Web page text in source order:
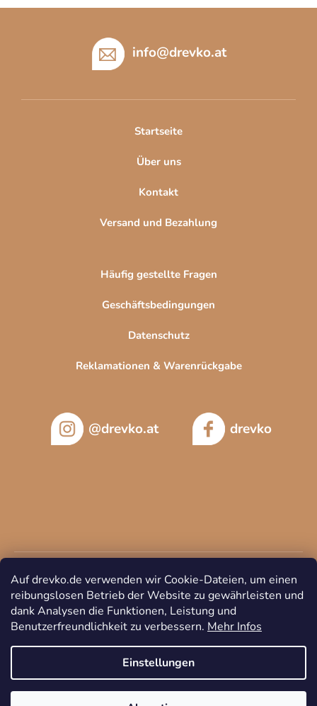
Auf drevko.de verwenden wir Cookie-Dateien, um einen
reibungslosen Betrieb der Website zu gewährleisten und
dank Analysen die Funktionen, Leistung und
Benutzerfreundlichkeit zu verbessern. Mehr Infos
Einstellungen
info@drevko.at
Startseite
Über uns
Kontakt
Versand und Bezahlung
Häufig gestellte Fragen
Geschäftsbedingungen
Datenschutz
Reklamationen & Warenrückgabe
@drevko.at drevko
Copyright 2026DREVKO. Alle Rechte vorbehalten.